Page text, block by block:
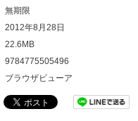
無期限
2012年8月28日
22.6MB
9784775505496
ブラウザビューア